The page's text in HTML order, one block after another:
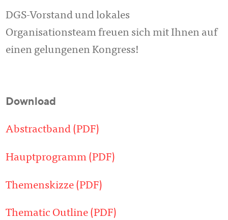
DGS-Vorstand und lokales
Organisationsteam freuen sich mit Ihnen auf
einen gelungenen Kongress!
Download
Abstractband (PDF)
Hauptprogramm (PDF)
Themenskizze (PDF)
Thematic Outline (PDF)